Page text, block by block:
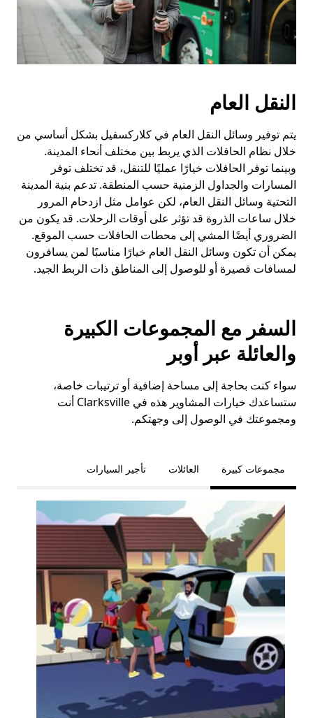
النقل العام
يتم توفير وسائل النقل العام في كلاركسفيل بشكل أساسي من
خلال نظام الحافلات الذي يربط بين مختلف أنحاء المدينة.
وبينما توفر الحافلات خيارًا عمليًا للتنقل، قد تختلف توفر
المسارات والجداول الزمنية حسب المنطقة. تدعم بنية المدينة
التحتية وسائل النقل العام، لكن عوامل مثل ازدحام المرور
خلال ساعات الذروة قد تؤثر على أوقات الرحلات. قد يكون من
الضروري أيضًا المشي إلى محطات الحافلات حسب الموقع.
يمكن أن تكون وسائل النقل العام خيارًا مناسبًا لمن يسافرون
لمسافات قصيرة أو للوصول إلى المناطق ذات الربط الجيد.
السفر مع المجموعات الكبيرة
والعائلة عبر أوبر
سواء كنت بحاجة إلى مساحة إضافية أو ترتيبات خاصة،
ستساعدك خيارات المشاوير هذه في Clarksville أنت
ومجموعتك في الوصول إلى وجهتكم.
مجموعات كبيرة العائلات تأجير السيارات